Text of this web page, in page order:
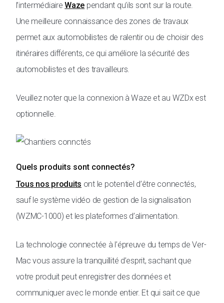
l’intermédiaireWaze pendant qu’ils sont sur la route.
Une meilleure connaissance des zones de travaux
permet aux automobilistes de ralentir ou de choisir des
itinéraires différents, ce qui améliore la sécurité des
automobilistes et des travailleurs.
Veuillez noter que la connexion à Waze et au WZDx est
optionnelle.
Quels produits sont connectés?
Tous nos produits ont le potentiel d’être connectés,
sauf le système vidéo de gestion de la signalisation
(WZMC-1000) et les plateformes d’alimentation.
La technologie connectée à l’épreuve du temps de Ver-
Mac vous assure la tranquillité d’esprit, sachant que
votre produit peut enregistrer des données et
communiquer avec le monde entier. Et qui sait ce que